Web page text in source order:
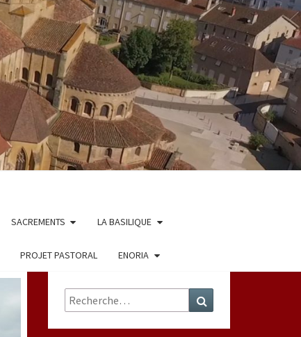
SACREMENTS LA BASILIQUE
PROJET PASTORAL ENORIA
Rechercher :